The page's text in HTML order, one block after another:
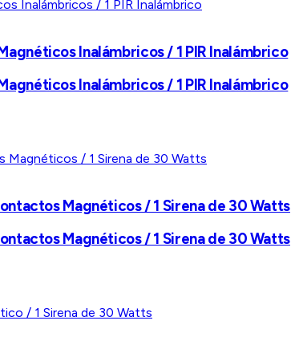
Inalámbricos / 1 PIR Inalámbrico
Inalámbricos / 1 PIR Inalámbrico
Magnéticos / 1 Sirena de 30 Watts
Magnéticos / 1 Sirena de 30 Watts